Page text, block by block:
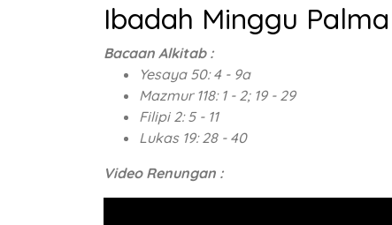
Ibadah Minggu
Bacaan Alkitab :
Yesaya 50: 4 - 9a
Mazmur 118: 1 - 2; 19 - 29
Filipi 2: 5 - 11
Lukas 19: 28 - 40
Video Renungan :